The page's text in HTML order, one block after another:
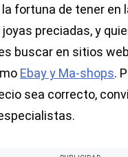
fortuna de tener en
preciadas, y
buscar en sitios
Ebay y Ma-shops.
sea correcto,